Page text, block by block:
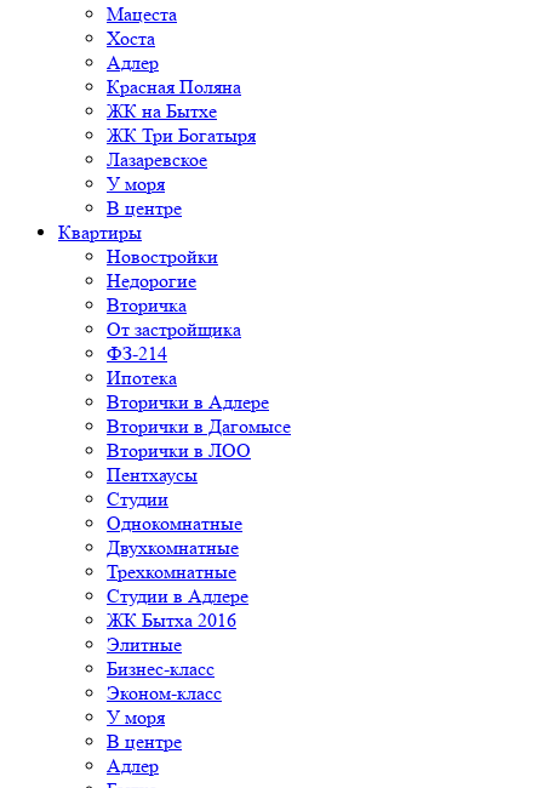
Мацеста
Хоста
Адлер
Красная Поляна
ЖК на Бытхе
ЖК Три Богатыря
Лазаревское
У моря
В центре
Квартиры
Новостройки
Недорогие
Вторичка
От застройщика
ФЗ-214
Ипотека
Вторички в Адлере
Вторички в Дагомысе
Вторички в ЛОО
Пентхаусы
Студии
Однокомнатные
Двухкомнатные
Трехкомнатные
Студии в Адлере
ЖК Бытха 2016
Элитные
Бизнес-класс
Эконом-класс
У моря
В центре
Адлер